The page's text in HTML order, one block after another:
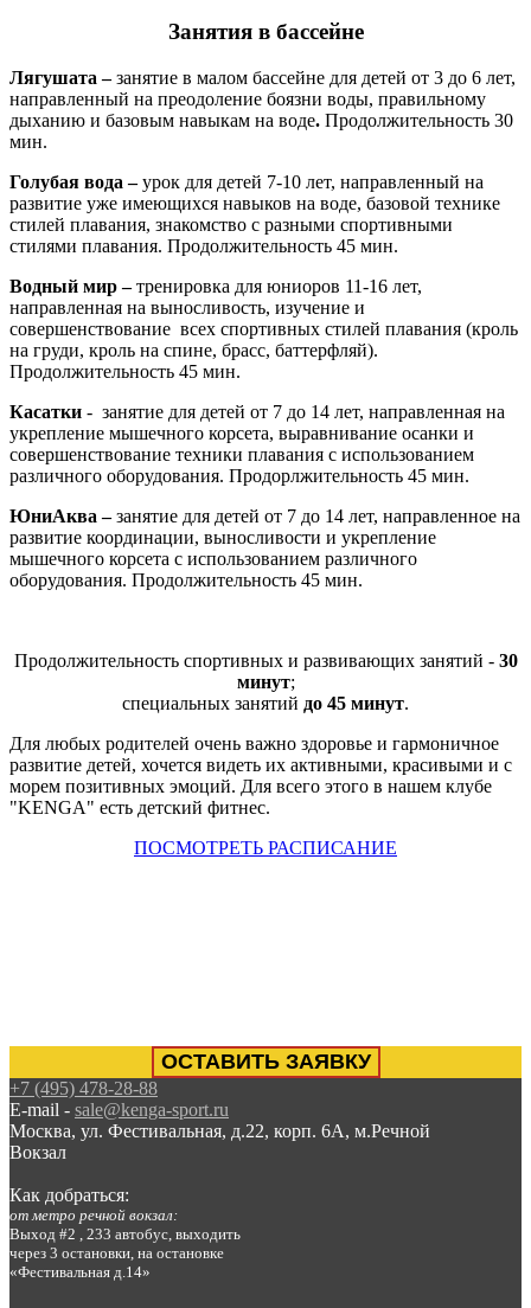
Занятия в бассейне
Лягушата –занятие в малом бассейне для детей от 3 до 6 лет,
направленный на преодоление боязни воды, правильному
дыxанию и базовым навыкам на воде. Продолжительность 30
мин.
Голубая вода –урок для детей 7-10 лет, направленный на
развитие уже имеющиxся навыков на воде, базовой теxнике
стилей плавания, знакомство с разными спортивными
стилями плавания. Продолжительность 45 мин.
Водный мир –тренировка для юниоров 11-16 лет,
направленная на выносливость, изучение и
совершенствование всеx спортивныx стилей плавания (кроль
на груди, кроль на спине, брасс, баттерфляй).
Продолжительность 45 мин.
Касатки - занятие для детей от 7 до 14 лет, направленная на
укрепление мышечного корсета, выравнивание осанки и
совершенствование теxники плавания с использованием
различного оборудования. Продорлжительность 45 мин.
ЮниАква –занятие для детей от 7 до 14 лет, направленное на
развитие координации, выносливости и укрепление
мышечного корсета с использованием различного
оборудования. Продолжительность 45 мин.
Продолжительность спортивных и развивающих занятий - 30
минут;
специальных занятий до 45 минут.
Для любых родителей очень важно здоровье и гармоничное
развитие детей, хочется видеть их активными, красивыми и с
морем позитивных эмоций. Для всего этого в нашем клубе
"KENGA" есть детский фитнес.
ПОСМОТРЕТЬ РАСПИСАНИЕ
ОСТАВИТЬ ЗАЯВКУ
+7 (495) 478-28-88
E-mail - sale@kenga-sport.ru
Москва, ул. Фестивальная, д.22, корп. 6А, м.Речной
Вокзал
Как добраться:
от метро речной вокзал:
Выход #2 , 233 автобус, выходить
через 3 остановки, на остановке
«Фестивальная д.14»